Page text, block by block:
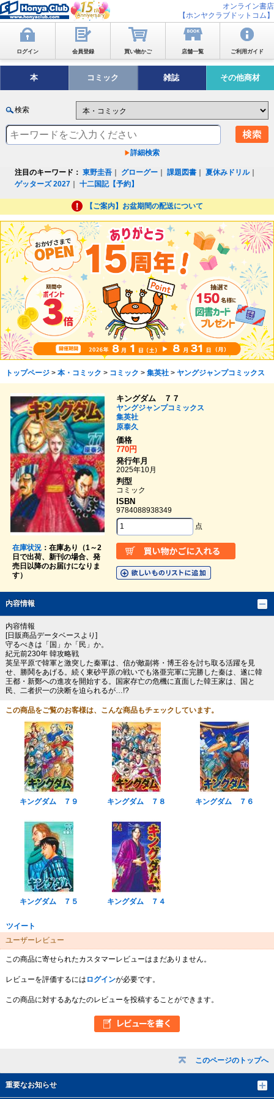
オンライン書店
【ホンヤクラブドットコム】
ログイン 会員登録 買い物かご 店舗一覧 ご利用ガイド
本 コミック 雑誌 その他商材
検索
詳細検索
注目のキーワード： 東野圭吾 グローグー ｜課題図書 ｜夏休みドリル｜
ゲッターズ 2027 ｜十二国記【予約】
【ご案内】お盆期間の配送について
このページのトップへ
重要なお知らせ
トップページ> 本・コミック > コミック > 集英社> ヤングジャンプコミックス
在庫状況：在庫あり（1～2
日で出荷、新刊の場合、発
売日以降のお届けになりま
す）
キングダム ７７
ヤングジャンプコミックス
集英社
原泰久
価格
770円
発行年月
2025年10月
判型
コミック
ISBN
9784088938349
点
内容情報
内容情報
[日販商品データベースより]
守るべきは「国」か「民」か。
紀元前230年 韓攻略戦
英呈平原で韓軍と激突した秦軍は、信が敵副将・博王谷を討ち取る活躍を見
せ、勝鬨をあげる。続く東砂平原の戦いでも洛亜完軍に完勝した秦は、遂に韓
王都・新鄭への進攻を開始する。国家存亡の危機に直面した韓王家は、国と
民、二者択一の決断を迫られるが…!?
この商品をご覧のお客様は、こんな商品もチェックしています。
キングダム ７９ キングダム ７８ キングダム ７６
キングダム ７５ キングダム ７４
ツイート
ユーザーレビュー
この商品に寄せられたカスタマーレビューはまだありません。
レビューを評価するには ログインが必要です。
この商品に対するあなたのレビューを投稿することができます。